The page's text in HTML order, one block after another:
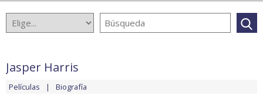
Jasper Harris
Películas Biografía